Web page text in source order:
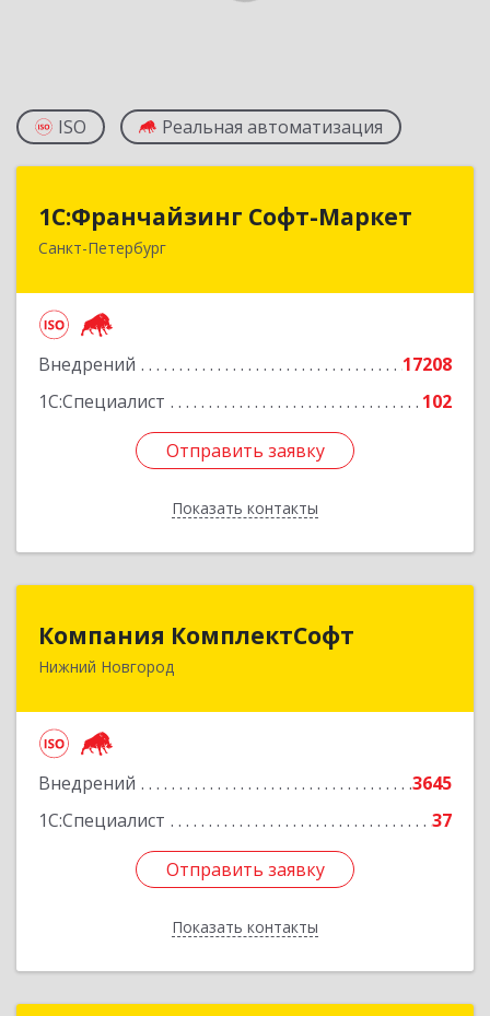
ISO Реальная автоматизация
1С:Франчайзинг Софт-Маркет
Санкт-Петербург
Внедрений
17208
1С:Специалист
102
Отправить заявку
Показать контакты
1С:Франчайзинг Софт-Маркет
Санкт-Петербург г, Суворовский проспект, 10
Отправить заявку
Назад
Компания КомплектСофт
Нижний Новгород
Внедрений
3645
1С:Специалист
37
Отправить заявку
Показать контакты
Компания КомплектСофт
603006, Нижегородская обл, Нижний Новгород
Отправить заявку
Назад